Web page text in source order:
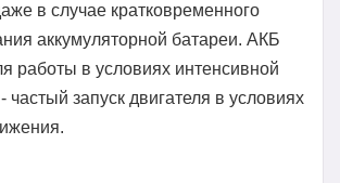
в случае кратковременного
аккумуляторной батареи. АКБ
работы в условиях интенсивной
частый запуск двигателя в условиях